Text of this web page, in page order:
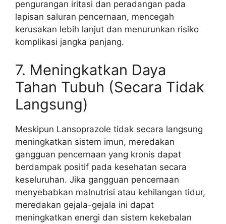
pengurangan iritasi dan peradangan pada
lapisan saluran pencernaan, mencegah
kerusakan lebih lanjut dan menurunkan risiko
komplikasi jangka panjang.
7. Meningkatkan Daya
Tahan Tubuh (Secara Tidak
Langsung)
Meskipun Lansoprazole tidak secara langsung
meningkatkan sistem imun, meredakan
gangguan pencernaan yang kronis dapat
berdampak positif pada kesehatan secara
keseluruhan. Jika gangguan pencernaan
menyebabkan malnutrisi atau kehilangan tidur,
meredakan gejala-gejala ini dapat
meningkatkan energi dan sistem kekebalan